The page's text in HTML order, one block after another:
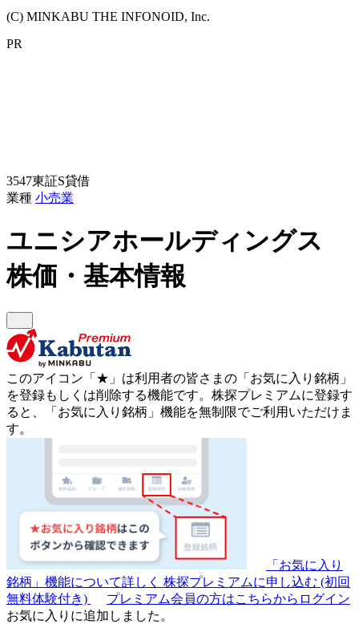
(C) MINKABU THE INFONOID, Inc.
PR
3547東証S貸借
業種 小売業
ユニシアホールディングス
株価・基本情報
このアイコン 「★」 は利用者の皆さまの 「お気に入り銘柄」
を登録もしくは削除する機能です。 株探プレミアムに登録す
ると、「お気に入り銘柄」機能を無制限でご利用いただけま
す。
「お気に入り
銘柄」機能について詳しく 株探プレミアムに申し込む (初回
無料体験付き)
プレミアム会員の方はこちらからログイン
お気に入りに追加しました。